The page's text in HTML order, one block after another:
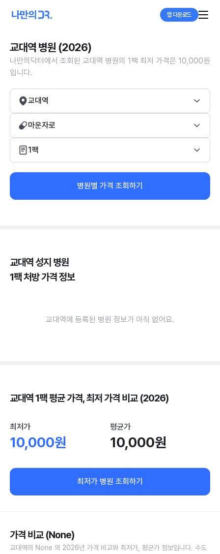
앱 다운로드
교대역 병원 (2026)
나만의닥터에서 조회된 교대역 병원의 1팩 최저 가격은 10,000원
입니다.
교대역
마운자로
1팩
병원별 가격 조회하기
교대역 성지 병원
1팩 처방 가격 정보
교대역에 등록된 병원 정보가 아직 없어요.
교대역 1팩 평균 가격, 최저 가격 비교 (2026)
최저가
10,000원
평균가
10,000원
최저가 병원 조회하기
가격 비교 (None)
교대역의 None 의 2026년 가격 비교와 최저가, 평균가 정보입니다. 수도